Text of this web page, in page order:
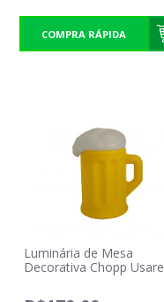
COMPRA RÁPIDA
Luminária de Mesa
Decorativa Chopp Usare